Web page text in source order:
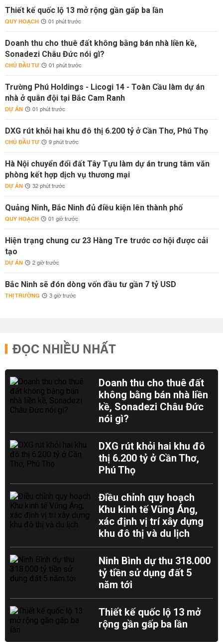
Thiết kế quốc lộ 13 mở rộng gần gấp ba lần
QUY HOẠCH 01 phút trước
Doanh thu cho thuê đất không bằng bán nhà liền kề,
Sonadezi Châu Đức nói gì?
CHỦ ĐẦU TƯ 01 phút trước
Trường Phú Holdings - Licogi 14 - Toàn Cầu làm dự án
nhà ở quân đội tại Bắc Cam Ranh
DỰ ÁN 01 phút trước
DXG rút khỏi hai khu đô thị 6.200 tỷ ở Cần Thơ, Phú Thọ
CHỦ ĐẦU TƯ 9 phút trước
Hà Nội chuyển đổi đất Tây Tựu làm dự án trung tâm văn
phòng kết hợp dịch vụ thương mại
DỰ ÁN 32 phút trước
Quảng Ninh, Bắc Ninh đủ điều kiện lên thành phố
QUY HOẠCH 01 giờ trước
Hiện trạng chung cư 23 Hàng Tre trước cơ hội được cải
tạo
DỰ ÁN 2 giờ trước
Bắc Ninh sẽ đón dòng vốn đầu tư gần 7 tỷ USD
THỊ TRƯỜNG 3 giờ trước
ĐỌC NHIỀU NHẤT
Doanh thu cho thuê đất
không bằng bán nhà liền
kề, Sonadezi Châu Đức
nói gì?
DXG rút khỏi hai khu đô
thị 6.200 tỷ ở Cần Thơ,
Phú Thọ
Điều chỉnh quy hoạch
Khu kinh tế Vũng Áng,
xác định vị trí xây dựng
khu đô thị và du lịch
Ninh Bình dự thu 318.000
tỷ tiền sử dụng đất 5
năm tới
Thiết kế quốc lộ 13 mở
rộng gần gấp ba lần